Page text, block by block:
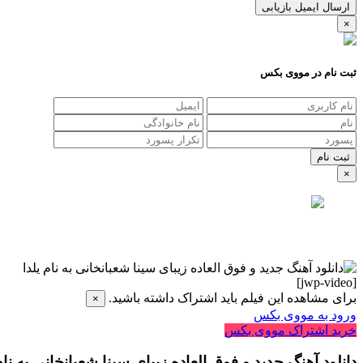
ارسال ایمیل بازیابی
×
ثبت نام در مووی بکس
×
[jwp-video]
برای مشاهده این فیلم باید اشتراک داشته باشید.
×
ورود به مووی بکس
خرید اشتراک مووی بکس